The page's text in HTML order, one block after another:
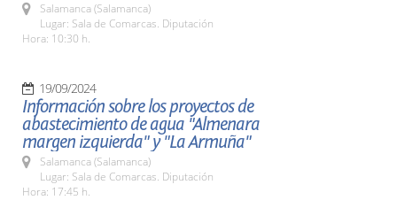
Salamanca (Salamanca)
Lugar: Sala de Comarcas. Diputación
Hora: 10:30 h.
19/09/2024
Información sobre los proyectos de
abastecimiento de agua "Almenara
margen izquierda" y "La Armuña"
Salamanca (Salamanca)
Lugar: Sala de Comarcas. Diputación
Hora: 17:45 h.